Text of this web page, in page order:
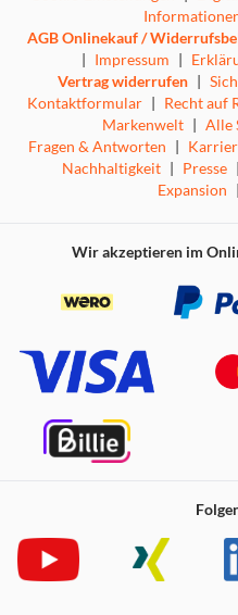
AGB Onlinekauf /
| Impressum |
Vertrag widerrufen |
Kontaktformular | Recht auf
Markenwelt | Alle
Fragen & Antworten |
Nachhaltigkeit | Presse |
Expansion |
Wir akzeptieren im